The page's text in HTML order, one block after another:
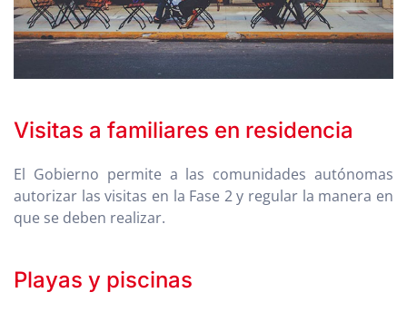
Visitas a familiares en residencia
El Gobierno permite a las comunidades autónomas
autorizar las visitas en la Fase 2 y regular la manera en
que se deben realizar.
Playas y piscinas